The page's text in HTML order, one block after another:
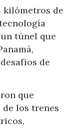
kilómetros de
túnel que
de
que
los trenes